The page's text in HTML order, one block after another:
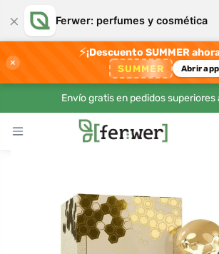
× Ferwer: perfumes y cosmética
×
⚡¡Descuento SUMMER
SUMMER Abrir app
Envío gratis en pedidos superiores